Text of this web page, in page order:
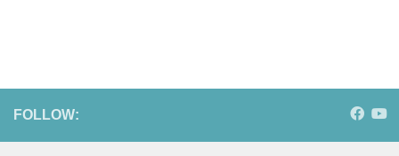
FOLLOW: